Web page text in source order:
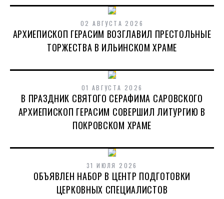
02 АВГУСТА 2026
АРХИЕПИСКОП ГЕРАСИМ ВОЗГЛАВИЛ ПРЕСТОЛЬНЫЕ
ТОРЖЕСТВА В ИЛЬИНСКОМ ХРАМЕ
01 АВГУСТА 2026
В ПРАЗДНИК СВЯТОГО СЕРАФИМА САРОВСКОГО
АРХИЕПИСКОП ГЕРАСИМ СОВЕРШИЛ ЛИТУРГИЮ В
ПОКРОВСКОМ ХРАМЕ
31 ИЮЛЯ 2026
ОБЪЯВЛЕН НАБОР В ЦЕНТР ПОДГОТОВКИ
ЦЕРКОВНЫХ СПЕЦИАЛИСТОВ